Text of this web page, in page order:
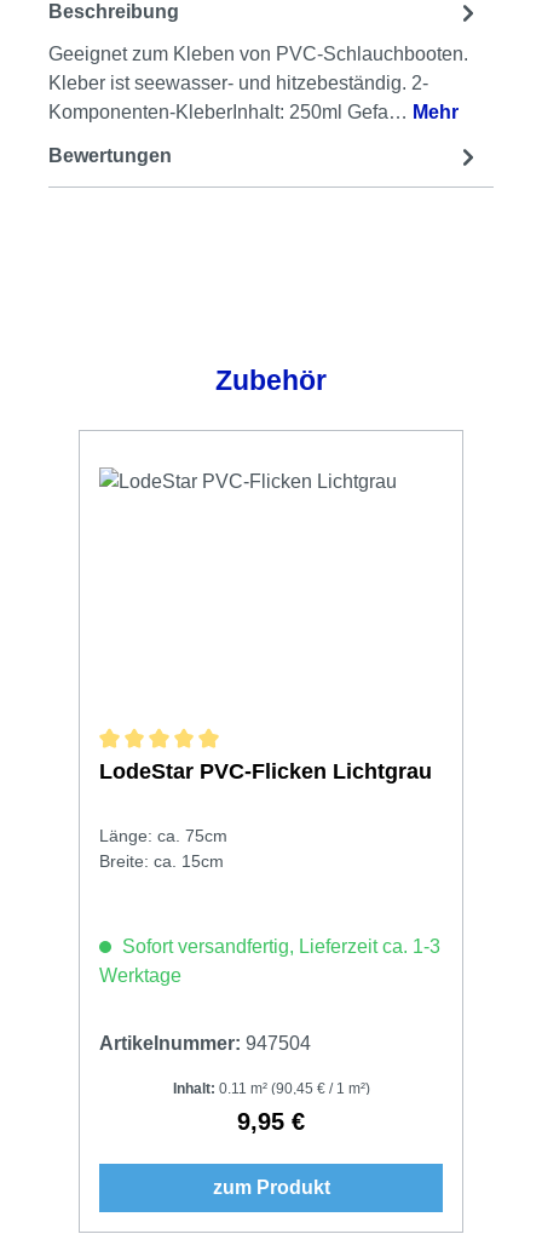
Beschreibung
Geeignet zum Kleben von PVC-Schlauchbooten.
Kleber ist seewasser- und hitzebeständig. 2-
Komponenten-KleberInhalt: 250ml Gefa… Mehr
Bewertungen
Produktgalerie überspringen
Zubehör
Durchschnittliche Bewertung von 5 von 5 Sternen
LodeStar PVC-Flicken Lichtgrau
Länge: ca. 75cm
Breite: ca. 15cm
Sofort versandfertig, Lieferzeit ca. 1-3
Werktage
Artikelnummer: 947504
Inhalt: 0.11 m² (90,45 € / 1 m²)
Regulärer Preis:
9,95 €
zum Produkt